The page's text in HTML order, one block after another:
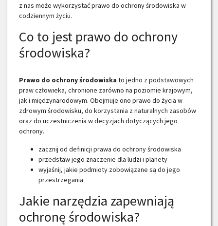
z nas może wykorzystać prawo do ochrony środowiska w
codziennym życiu.
Co to jest prawo do ochrony
środowiska?
Prawo do ochrony środowiska to jedno z podstawowych
praw człowieka, chronione zarówno na poziomie krajowym,
jak i międzynarodowym. Obejmuje ono prawo do życia w
zdrowym środowisku, do korzystania z naturalnych zasobów
oraz do uczestniczenia w decyzjach dotyczących jego
ochrony.
zacznij od definicji prawa do ochrony środowiska
przedstaw jego znaczenie dla ludzi i planety
wyjaśnij, jakie podmioty zobowiązane są do jego
przestrzegania
Jakie narzędzia zapewniają
ochronę środowiska?